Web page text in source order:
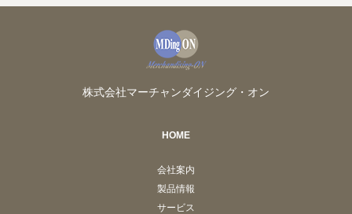
株式会社マーチャンダイジング・オン
HOME
会社案内
製品情報
サービス